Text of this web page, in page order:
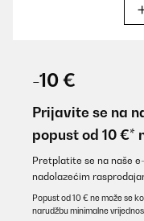
Amazon-Benutzer
-10 €
Prijavite se na
popust od 10 €*
Pretplatite se na naše
nadolazećim
Popust od 10 € ne može se
narudžbu minimalne